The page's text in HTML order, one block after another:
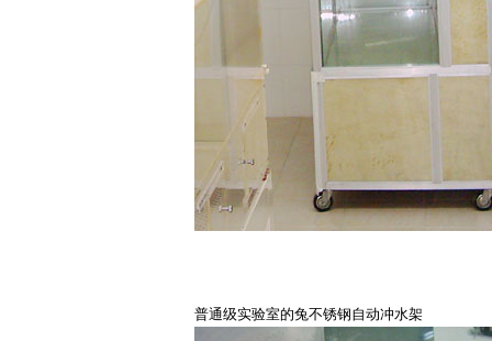
普通级实验室的兔不锈钢自动冲水架